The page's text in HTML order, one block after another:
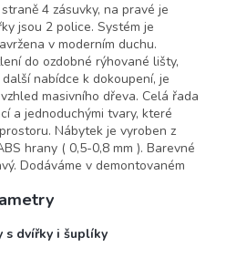
4 zásuvky, na pravé je
jsou 2 police. Systém je
v moderním duchu.
do ozdobné rýhované lišty,
nabídce k dokoupení, je
masivního dřeva. Celá řada
a jednoduchými tvary, které
Nábytek je vyroben z
hrany ( 0,5-0,8 mm ). Barevné
Dodáváme v demontovaném
s dvířky i šuplíky